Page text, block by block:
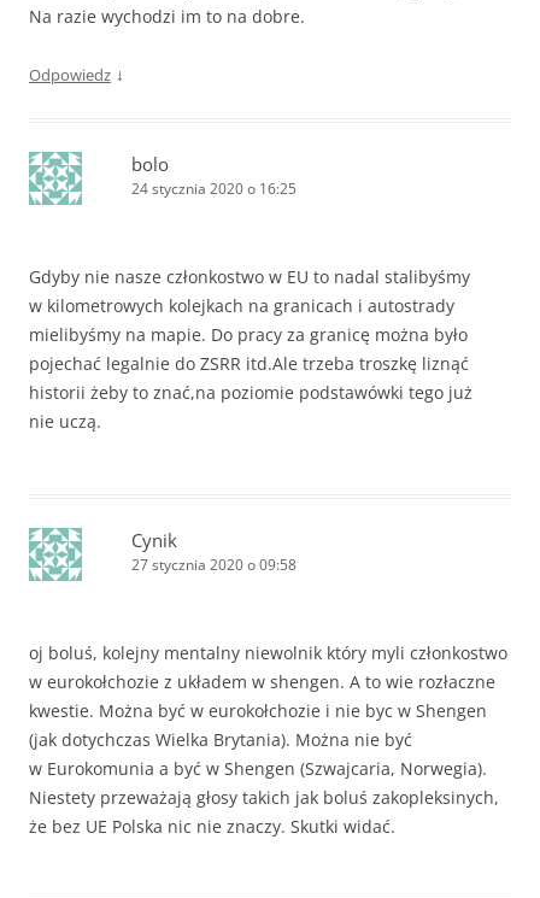
Na razie wychodzi im to na dobre.
Odpowiedz ↓
bolo
24 stycznia 2020 o 16:25
Gdyby nie nasze członkostwo w EU to nadal stalibyśmy
w kilometrowych kolejkach na granicach i autostrady
mielibyśmy na mapie. Do pracy za granicę można było
pojechać legalnie do ZSRR itd.Ale trzeba troszkę liznąć
historii żeby to znać,na poziomie podstawówki tego już
nie uczą.
Cynik
27 stycznia 2020 o 09:58
oj boluś, kolejny mentalny niewolnik który myli członkostwo
w eurokołchozie z układem w shengen. A to wie rozłaczne
kwestie. Można być w eurokołchozie i nie byc w Shengen
(jak dotychczas Wielka Brytania). Można nie być
w Eurokomunia a być w Shengen (Szwajcaria, Norwegia).
Niestety przeważają głosy takich jak boluś zakopleksinych,
że bez UE Polska nic nie znaczy. Skutki widać.